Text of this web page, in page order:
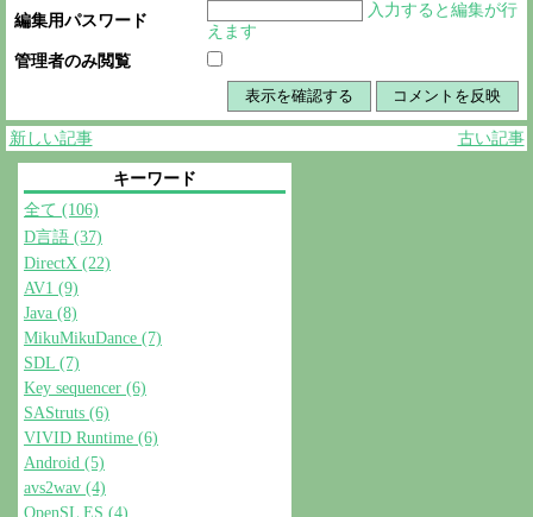
編集用パスワード
入力すると編集が行
えます
管理者のみ閲覧
新しい記事 古い記事
キーワード
全て (106)
D言語 (37)
DirectX (22)
AV1 (9)
Java (8)
MikuMikuDance (7)
SDL (7)
Key sequencer (6)
SAStruts (6)
VIVID Runtime (6)
Android (5)
avs2wav (4)
OpenSL ES (4)